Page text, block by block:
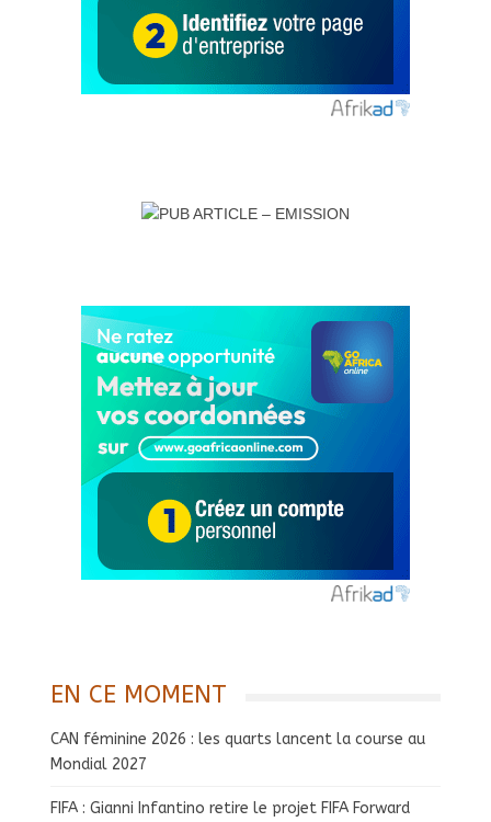
EN CE MOMENT
CAN féminine 2026 : les quarts lancent la course au
Mondial 2027
FIFA : Gianni Infantino retire le projet FIFA Forward